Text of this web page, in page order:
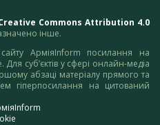
Commons Attribution 4.0
інше.
АрміяInform посилання на
Для суб’єктів у сфері онлайн-медіа
абзаці матеріалу прямого та
гіперпосилання на цитований